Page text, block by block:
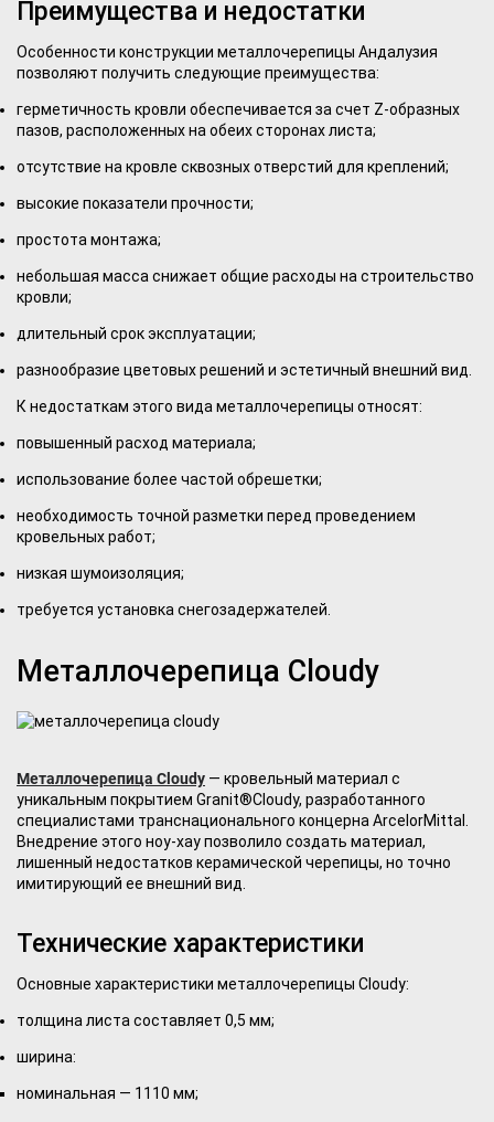
Преимущества и недостатки
Особенности конструкции металлочерепицы Андалузия
позволяют получить следующие преимущества:
герметичность кровли обеспечивается за счет Z-образных
пазов, расположенных на обеих сторонах листа;
отсутствие на кровле сквозных отверстий для креплений;
высокие показатели прочности;
простота монтажа;
небольшая масса снижает общие расходы на строительство
кровли;
длительный срок эксплуатации;
разнообразие цветовых решений и эстетичный внешний вид.
К недостаткам этого вида металлочерепицы относят:
повышенный расход материала;
использование более частой обрешетки;
необходимость точной разметки перед проведением
кровельных работ;
низкая шумоизоляция;
требуется установка снегозадержателей.
Металлочерепица Cloudy
Металлочерепица Cloudy — кровельный материал с
уникальным покрытием Granit®Cloudy, разработанного
специалистами транснационального концерна ArcelorMittal.
Внедрение этого ноу-хау позволило создать материал,
лишенный недостатков керамической черепицы, но точно
имитирующий ее внешний вид.
Технические характеристики
Основные характеристики металлочерепицы Cloudy:
толщина листа составляет 0,5 мм;
ширина:
номинальная — 1110 мм;